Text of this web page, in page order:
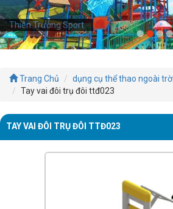
Thiên Trường Sport
Trang Chủ
dụng cụ thể thao ngoài
Tay vai đôi trụ đôi ttđ023
TAY VAI ĐÔI TRỤ ĐÔI TTĐ023